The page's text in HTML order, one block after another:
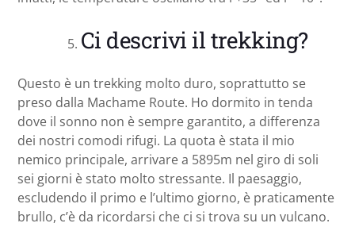
Ci descrivi il trekking?
Questo è un trekking molto duro, soprattutto se
preso dalla Machame Route. Ho dormito in tenda
dove il sonno non è sempre garantito, a differenza
dei nostri comodi rifugi. La quota è stata il mio
nemico principale, arrivare a 5895m nel giro di soli
sei giorni è stato molto stressante. Il paesaggio,
escludendo il primo e l’ultimo giorno, è praticamente
brullo, c’è da ricordarsi che ci si trova su un vulcano.